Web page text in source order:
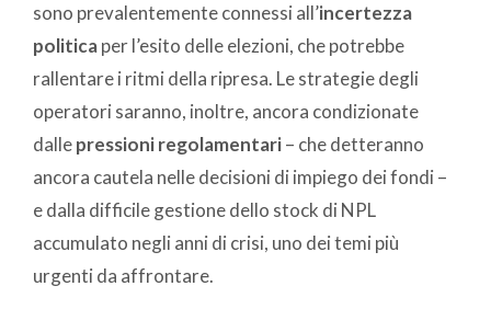
sono prevalentemente connessi all’incertezza
politicaper l’esito delle elezioni, che potrebbe
rallentare i ritmi della ripresa. Le strategie degli
operatori saranno, inoltre, ancora condizionate
dallepressioni regolamentari– che detteranno
ancora cautela nelle decisioni di impiego dei fondi –
e dalla difficile gestione dello stock di NPL
accumulato negli anni di crisi, uno dei temi più
urgenti da affrontare.